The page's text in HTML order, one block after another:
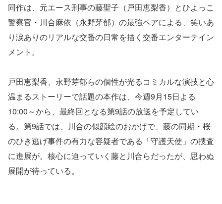
同作は、元エース刑事の藤聖子（戸田恵梨香）とひよっこ
警察官・川合麻依（永野芽郁）の最強ペアによる、笑いあ
り涙ありのリアルな交番の日常を描く交番エンターテイン
メント。
戸田恵梨香、永野芽郁らの個性が光るコミカルな演技と心
温まるストーリーで話題の本作は、今週9月15日よる
10:00～から、最終回となる第9話の放送を予定してい
る。第9話では、川合の似顔絵のおかげで、藤の同期・桜
のひき逃げ事件の有力な容疑者である「守護天使」の捜査
に進展が。核心に迫っていく藤と川合らだったが、思わぬ
展開が待っている。